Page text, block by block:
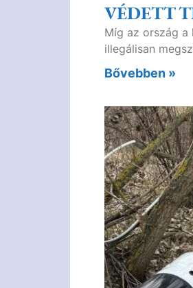
VÉDETT
Míg az ország a
illegálisan
Bővebben »